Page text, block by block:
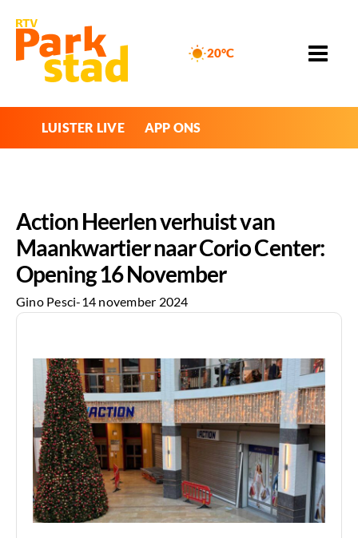
20°C
LUISTER LIVE APP ONS
Action Heerlen verhuist van
Maankwartier naar Corio Center:
Opening 16 November
Gino Pesci-14 november 2024